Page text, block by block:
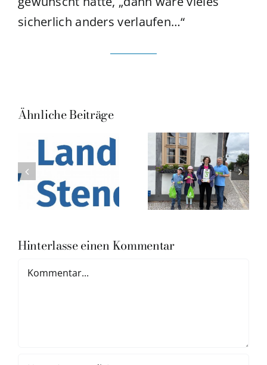
sicherlich anders verlaufen…“
Ähnliche Beiträge
Hinterlasse einen Kommentar
Kommentar